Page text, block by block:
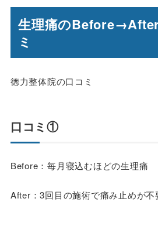
生理痛の
ミ
徳力整体院の口コミ
口コミ①
Before：毎月寝込むほどの生理痛
After：3回目の施術で痛み止めが不